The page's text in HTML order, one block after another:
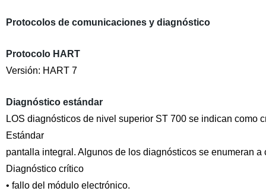
Protocolos de comunicaciones y diagnóstico
Protocolo HART
Versión: HART 7
Diagnóstico estándar
LOS diagnósticos de nivel superior ST 700 se indican como
Estándar
pantalla integral. Algunos de los diagnósticos se enumeran a
Diagnóstico crítico
• fallo del módulo electrónico.